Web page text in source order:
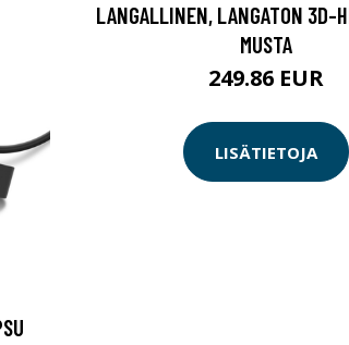
LANGALLINEN, LANGATON 3D-
MUSTA
249.86 EUR
LISÄTIETOJA